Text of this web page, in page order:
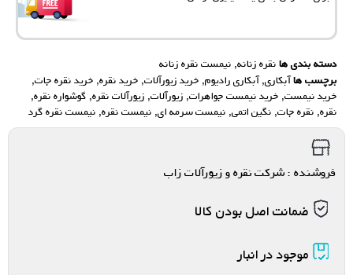
دسته بندی ها نقره زنانه, نیمست نقره زنانه
برچسب هاآبکاری,آبکاری رادیوم, خرید زیورآلات, خرید نقره, خرید نقره جات,
خرید نیمست, خرید نیمست جواهرات, زیورآلات, زیورآلات نقره, گوشواره نقره,
نقره, نقره جات, نگین اتمی, نیمست سرمه ای, نیمست نقره, نیمست نقره گرد
فروشنده : شرکت نقره و زیورآلات زاب
ضمانت اصل بودن کالا
موجود در انبار